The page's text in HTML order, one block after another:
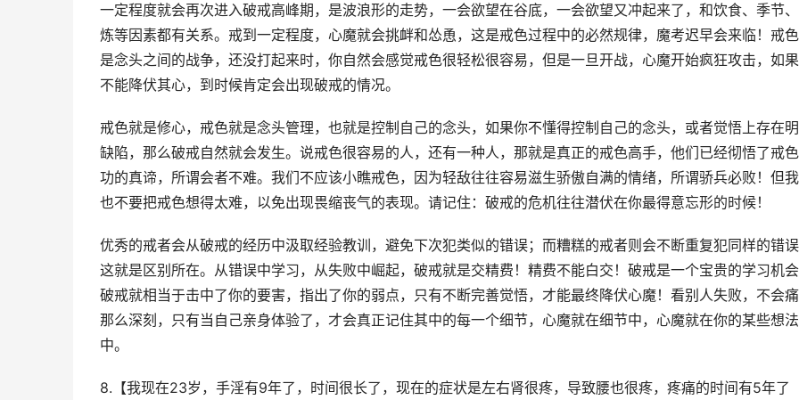
一定程度就会再次进入破戒高峰期，是波浪形的走势，一会欲望在谷底，一会欲望又冲起来了，和饮食、季节
炼等因素都有关系。戒到一定程度，心魔就会挑衅和怂恿，这是戒色过程中的必然规律，魔考迟早会来临！戒
是念头之间的战争，还没打起来时，你自然会感觉戒色很轻松很容易，但是一旦开战，心魔开始疯狂攻击，如
不能降伏其心，到时候肯定会出现破戒的情况。
戒色就是修心，戒色就是念头管理，也就是控制自己的念头，如果你不懂得控制自己的念头，或者觉悟上存在
缺陷，那么破戒自然就会发生。说戒色很容易的人，还有一种人，那就是真正的戒色高手，他们已经彻悟了戒
功的真谛，所谓会者不难。我们不应该小瞧戒色，因为轻敌往往容易滋生骄傲自满的情绪，所谓骄兵必败！但
也不要把戒色想得太难，以免出现畏缩丧气的表现。请记住：破戒的危机往往潜伏在你最得意忘形的时候！
优秀的戒者会从破戒的经历中汲取经验教训，避免下次犯类似的错误；而糟糕的戒者则会不断重复犯同样的错误
这就是区别所在。从错误中学习，从失败中崛起，破戒就是交精费！精费不能白交！破戒是一个宝贵的学习机会
破戒就相当于击中了你的要害，指出了你的弱点，只有不断完善觉悟，才能最终降伏心魔！看别人失败，不会
那么深刻，只有当自己亲身体验了，才会真正记住其中的每一个细节，心魔就在细节中，心魔就在你的某些想法
中。
8.【我现在23岁，手淫有9年了，时间很长了，现在的症状是左右肾很疼，导致腰也很疼，疼痛的时间有5年了